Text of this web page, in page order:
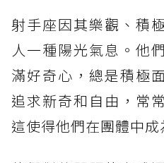
射手座因其樂觀、積
人一種陽光氣息。他
滿好奇心，總是積極
追求新奇和自由，常
這使得他們在團體中成